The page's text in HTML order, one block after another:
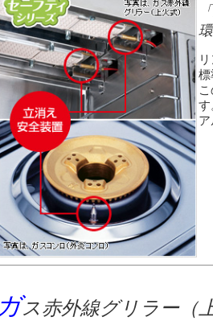
標
す
ガス赤外線グリラー（